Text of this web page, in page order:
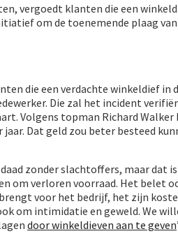
vergoedt klanten die een
om de toenemende plaag
die een verdachte winkeldief in
Die zal het incident
Volgens topman Richard
Dat geld zou beter besteed
zonder slachtoffers, maar dat
om verloren voorraad. Het belet
voor het bedrijf, het zijn
om intimidatie en geweld. We
door winkeldieven aan te geven